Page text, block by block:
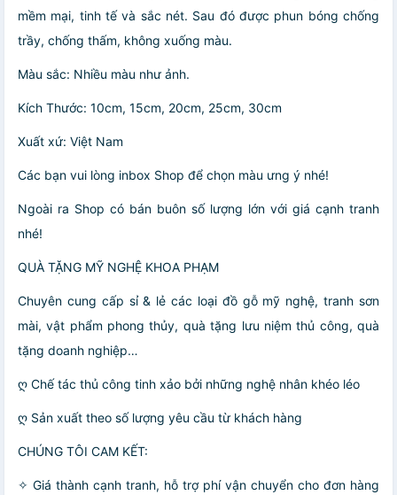
mềm mại, tinh tế và sắc nét. Sau đó được phun bóng chống
trầy, chống thấm, không xuống màu.
Màu sắc: Nhiều màu như ảnh.
Kích Thước: 10cm, 15cm, 20cm, 25cm, 30cm
Xuất xứ: Việt Nam
Các bạn vui lòng inbox Shop để chọn màu ưng ý nhé!
Ngoài ra Shop có bán buôn số lượng lớn với giá cạnh tranh
nhé!
QUÀ TẶNG MỸ NGHỆ KHOA PHẠM
Chuyên cung cấp sỉ & lẻ các loại đồ gỗ mỹ nghệ, tranh sơn
mài, vật phẩm phong thủy, quà tặng lưu niệm thủ công, quà
tặng doanh nghiệp…
ღ Chế tác thủ công tinh xảo bởi những nghệ nhân khéo léo
ღ Sản xuất theo số lượng yêu cầu từ khách hàng
CHÚNG TÔI CAM KẾT:
✧ Giá thành cạnh tranh, hỗ trợ phí vận chuyển cho đơn hàng